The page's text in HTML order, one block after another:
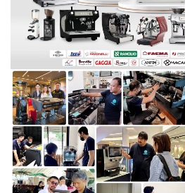
รองรับทุกเครื่องชงกาแฟ ให้คุ
เครื่องกาแฟที่ได้รับการฝึกมาจ
เครื่องกาแฟสดของคุณให้สมบู
บริการดังนี้
เรามีบริการรับ-ส่งเครื่อง
สะดวกให้แก่ลูกค้า รวมถึง
สดนอกสถานที่
การประเมินงานซ่อม เมื่อ
จะทำการประเมินการซ่อม
ที่สุด